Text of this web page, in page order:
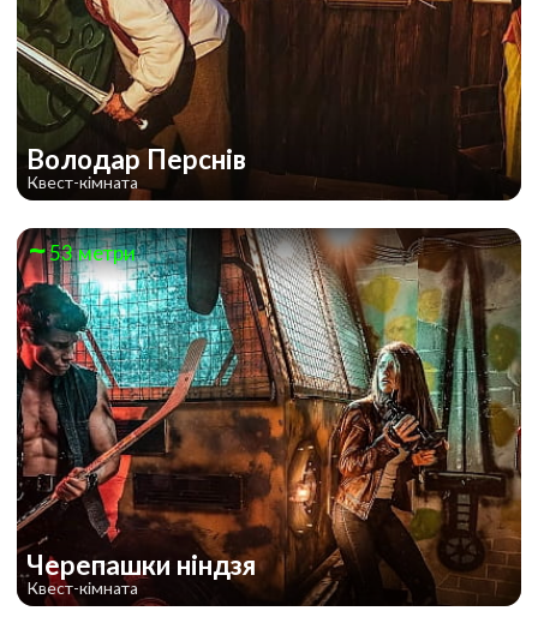
Володар Перснів
Квест-кімната
53 метри
Черепашки ніндзя
Квест-кімната